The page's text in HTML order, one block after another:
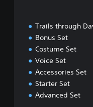
Trails through
Bonus Set
Costume Set
Voice Set
Accessories Set
Starter Set
Advanced Set